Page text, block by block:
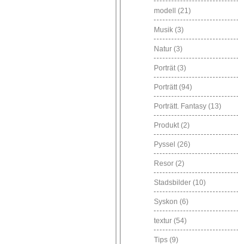
modell (21)
Musik (3)
Natur (3)
Porträt (3)
Porträtt (94)
Porträtt. Fantasy (13)
Produkt (2)
Pyssel (26)
Resor (2)
Stadsbilder (10)
Syskon (6)
textur (54)
Tips (9)